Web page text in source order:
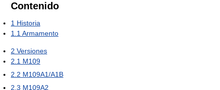
Contenido
1 Historia
1.1 Armamento
2 Versiones
2.1 M109
2.2 M109A1/A1B
2.3 M109A2